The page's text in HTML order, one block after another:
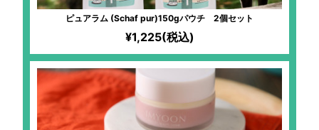
ピュアラム (Schaf pur)150gパウチ 2個セット
¥1,225(税込)